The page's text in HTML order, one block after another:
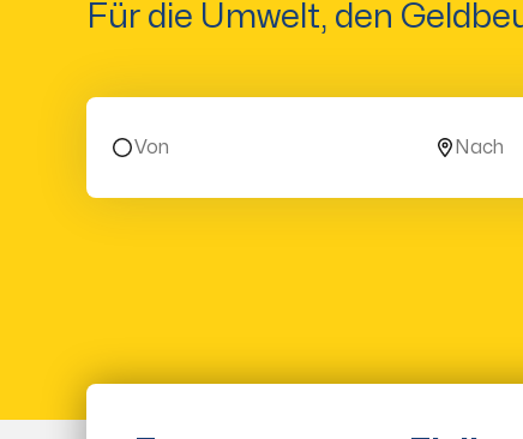
Für die Umwelt, den